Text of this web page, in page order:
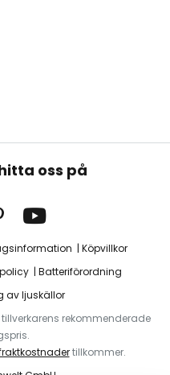
oss på
Köpvillkor
Batteriförordning
av ljuskällor
rekommenderade
tillkommer.